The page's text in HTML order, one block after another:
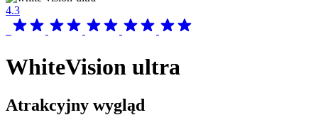
4.3
WhiteVision ultra
Atrakcyjny wygląd